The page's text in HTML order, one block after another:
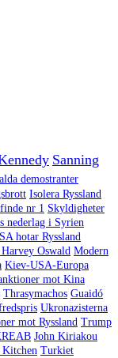
Sanning
demostranter
Isolera Ryssland
nr 1 Skyldigheter
nederlag i Syrien
hotar Ryssland
Oswald Modern
Kiev-USA-Europa
mot Kina
Thrasymachos Guaidó
Ukronazisterna
mot Ryssland Trump
John Kiriakou
Kitchen Turkiet